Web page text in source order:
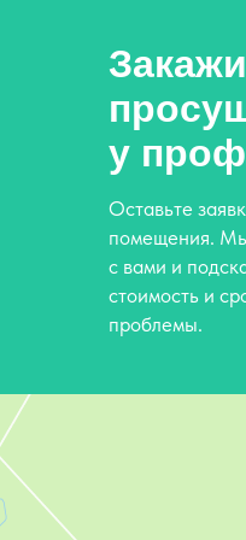
у
Оставьте
помещения.
с вами и
стоимость и
проблемы.
Сушка Профф
Клининговые услуги в Красногорске